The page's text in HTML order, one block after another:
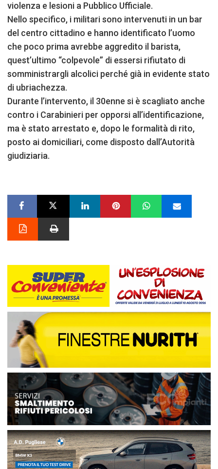
violenza e lesioni a Pubblico Ufficiale.
Nello specifico, i militari sono intervenuti in un bar
del centro cittadino e hanno identificato l’uomo
che poco prima avrebbe aggredito il barista,
quest’ultimo “colpevole” di essersi rifiutato di
somministrargli alcolici perché già in evidente stato
di ubriachezza.
Durante l’intervento, il 30enne si è scagliato anche
contro i Carabinieri per opporsi all’identificazione,
ma è stato arrestato e, dopo le formalità di rito,
posto ai domiciliari, come disposto dall’Autorità
giudiziaria.